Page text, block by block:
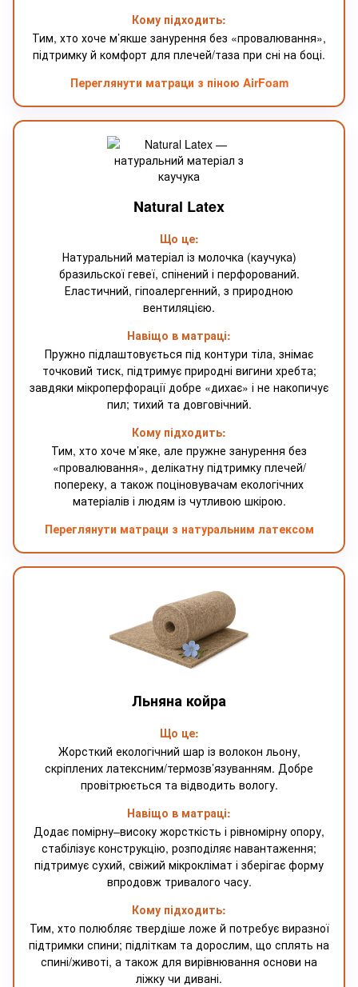
Кому підходить:
Тим, хто хоче м’якше занурення без «провалювання»,
підтримку й комфорт для плечей/таза при сні на боці.
Переглянути матраци з піною AirFoam
Natural Latex
Що це:
Натуральний матеріал із молочка (каучука)
бразильскої гевеї, спінений і перфорований.
Еластичний, гіпоалергенний, з природною
вентиляцією.
Навіщо в матраці:
Пружно підлаштовується під контури тіла, знімає
точковий тиск, підтримує природні вигини хребта;
завдяки мікроперфорації добре «дихає» і не накопичує
пил; тихий та довговічний.
Кому підходить:
Тим, хто хоче м’яке, але пружне занурення без
«провалювання», делікатну підтримку плечей/
попереку, а також поціновувачам екологічних
матеріалів і людям із чутливою шкірою.
Переглянути матраци з натуральним латексом
Льняна койра
Що це:
Жорсткий екологічний шар із волокон льону,
скріплених латексним/термозв’язуванням. Добре
провітрюється та відводить вологу.
Навіщо в матраці:
Додає помірну–високу жорсткість і рівномірну опору,
стабілізує конструкцію, розподіляє навантаження;
підтримує сухий, свіжий мікроклімат і зберігає форму
впродовж тривалого часу.
Кому підходить:
Тим, хто полюбляє твердіше ложе й потребує виразної
підтримки спини; підліткам та дорослим, що сплять на
спині/животі, а також для вирівнювання основи на
ліжку чи дивані.